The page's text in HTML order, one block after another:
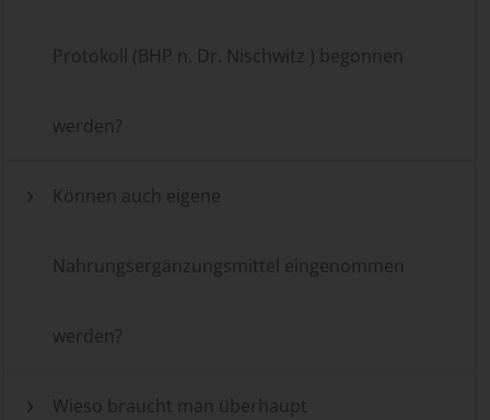
Protokoll (BHP n. Dr. Nischwitz ) begonnen
werden?
Können auch eigene
Nahrungsergänzungsmittel eingenommen
werden?
Wieso braucht man überhaupt